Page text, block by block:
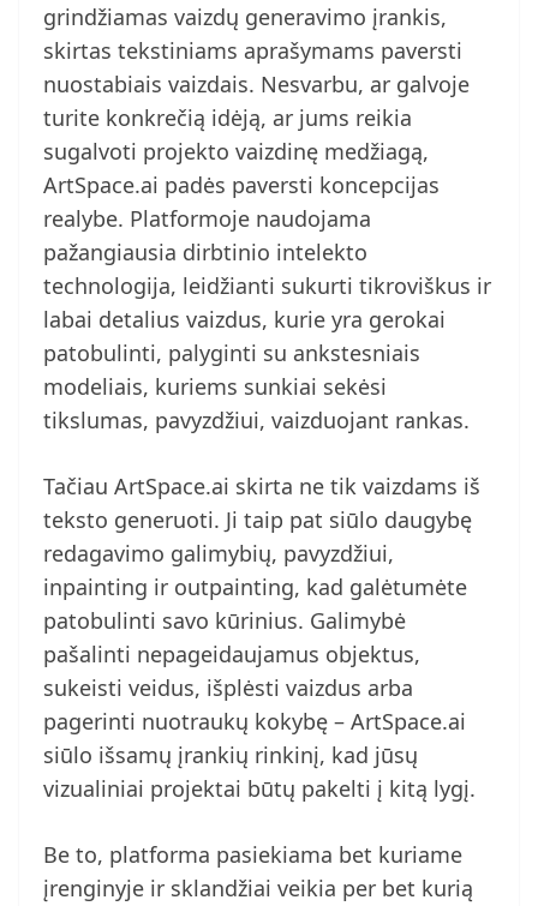
grindžiamas vaizdų generavimo įrankis,
skirtas tekstiniams aprašymams paversti
nuostabiais vaizdais. Nesvarbu, ar galvoje
turite konkrečią idėją, ar jums reikia
sugalvoti projekto vaizdinę medžiagą,
ArtSpace.ai padės paversti koncepcijas
realybe. Platformoje naudojama
pažangiausia dirbtinio intelekto
technologija, leidžianti sukurti tikroviškus ir
labai detalius vaizdus, kurie yra gerokai
patobulinti, palyginti su ankstesniais
modeliais, kuriems sunkiai sekėsi
tikslumas, pavyzdžiui, vaizduojant rankas.
Tačiau ArtSpace.ai skirta ne tik vaizdams iš
teksto generuoti. Ji taip pat siūlo daugybę
redagavimo galimybių, pavyzdžiui,
inpainting ir outpainting, kad galėtumėte
patobulinti savo kūrinius. Galimybė
pašalinti nepageidaujamus objektus,
sukeisti veidus, išplėsti vaizdus arba
pagerinti nuotraukų kokybę – ArtSpace.ai
siūlo išsamų įrankių rinkinį, kad jūsų
vizualiniai projektai būtų pakelti į kitą lygį.
Be to, platforma pasiekiama bet kuriame
įrenginyje ir sklandžiai veikia per bet kurią